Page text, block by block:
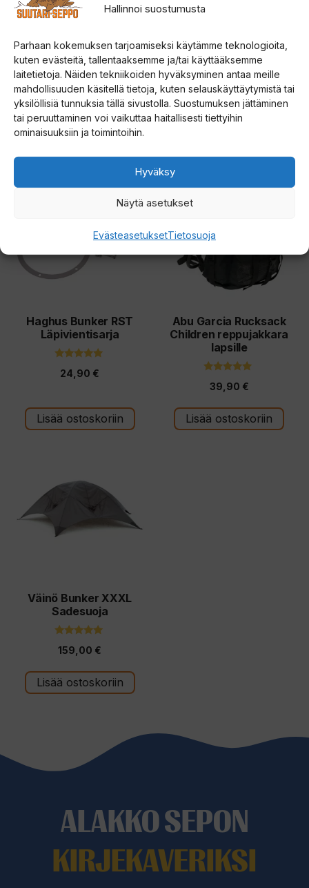
Hallinnoi suostumusta
Parhaan kokemuksen tarjoamiseksi käytämme teknologioita,
kuten evästeitä, tallentaaksemme ja/tai käyttääksemme
laitetietoja. Näiden tekniikoiden hyväksyminen antaa meille
mahdollisuuden käsitellä tietoja, kuten selauskäyttäytymistä tai
yksilöllisiä tunnuksia tällä sivustolla. Suostumuksen jättäminen
tai peruuttaminen voi vaikuttaa haitallisesti tiettyihin
ominaisuuksiin ja toimintoihin.
Hyväksy
Näytä asetukset
EvästeasetuksetTietosuoja
Marttiini Pikku Condor
puukko
0
:
s
t
39,00€
Lisää ostoskoriin
Haghus Kivihäkki
Kaminalle
0
:
69,90€
Haghus Bunker RST
Läpivientisarja
5:stä
24,90 €
Lisää ostoskoriin
Abu Garcia Rucksack
Children reppujakkara
lapsille
5:stä
39,90 €
Lisää ostoskoriin
Väinö Bunker XXXL
Sadesuoja
5:stä
159,00 €
Lisää ostoskoriin
ALAKKO SEPON
KIRJEKAVERIKSI